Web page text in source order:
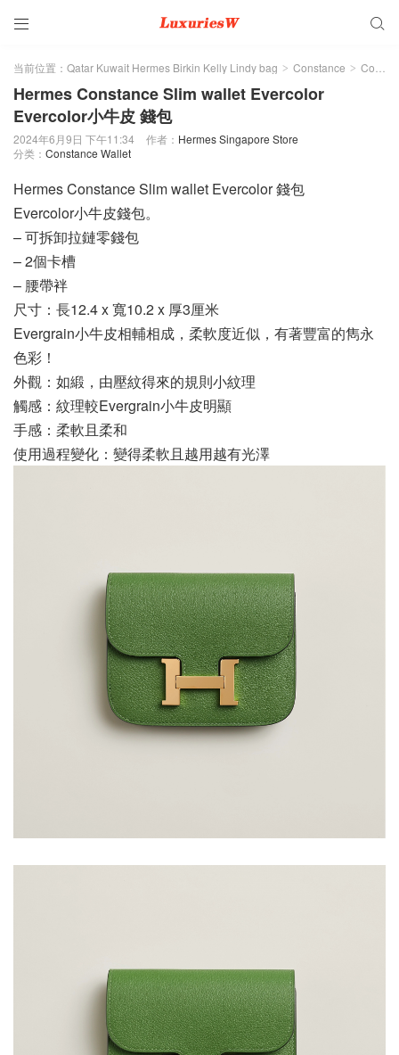
 
当前位置： Qatar Kuwait Hermes Birkin Kelly Lindy bag > Constance > Constance Wallet
Hermes Constance Slim wallet Evercolor
Evercolor小牛皮 錢包
2024年6月9日 下午11:34 作者： Hermes Singapore Store
分类： Constance Wallet
Hermes Constance Slim wallet Evercolor 錢包
Evercolor小牛皮錢包。
– 可拆卸拉鏈零錢包
– 2個卡槽
– 腰帶袢
尺寸：長12.4 x 寬10.2 x 厚3厘米
Evergrain小牛皮相輔相成，柔軟度近似，有著豐富的雋永
色彩！
外觀：如緞，由壓紋得來的規則小紋理
觸感：紋理較Evergrain小牛皮明顯
手感：柔軟且柔和
使用過程變化：變得柔軟且越用越有光澤